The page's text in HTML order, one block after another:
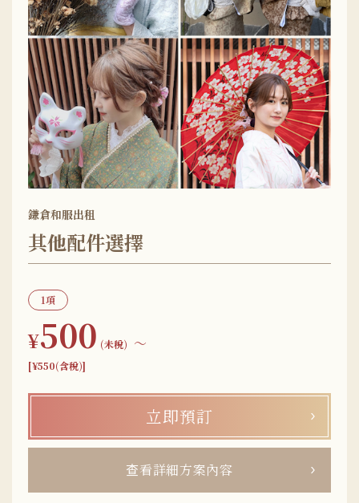
鎌倉和服出租
其他配件選擇
1項
¥500 (未稅) 〜
[¥550(含稅)]
立即預訂
查看詳細方案內容